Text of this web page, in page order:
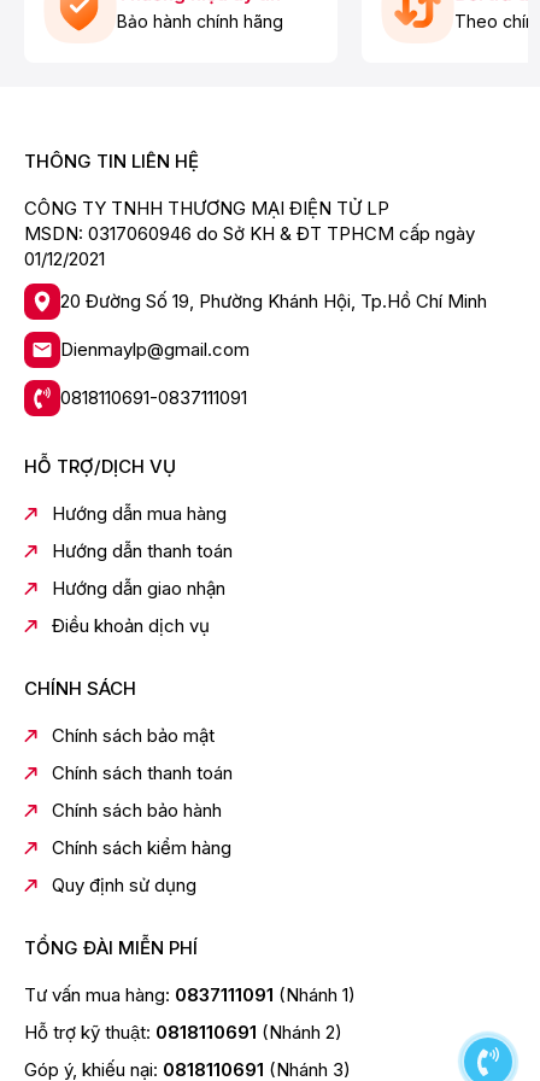
bật trong không gian bếp nhà bạn. Tủ theo thiết kế
ngăn đá trên truyền thống quen thuộc, kích thước gọn
gàngphù hợp với các phòng bếp nhỏ vừa
Dung tích 170 lít, phù hợp với các gia đình từ
2 - 3 thành viên
Dung tích sử dụng của tủ là 170 lít
gia đình từ 2 - 3 thành viên
vừa đủ dùng. Trong trường hợp, gia đình bạn nhiều
cao thì tủ lạnh Panasonic Inverter 170 lít NR-
BA190PPVN vẫn là sự lựa chọn phù hợp.
THÔNG SỐ KỸ THUẬT
Kiểu tủ:
Bảo hành chính hãng Theo
THÔNG TIN LIÊN HỆ
CÔNG TY TNHH THƯƠNG MẠI ĐIỆN TỬ LP
MSDN: 0317060946 do Sở KH & ĐT TPHCM cấp ngày
01/12/2021
20 Đường Số 19, Phường Khánh Hội, Tp.Hồ Chí Minh
Dienmaylp@gmail.com
0818110691-0837111091
HỖ TRỢ/DỊCH VỤ
Hướng dẫn mua hàng
Hướng dẫn thanh toán
Hướng dẫn giao nhận
Điều khoản dịch vụ
CHÍNH SÁCH
Chính sách bảo mật
Chính sách thanh toán
Chính sách bảo hành
Chính sách kiểm hàng
Quy định sử dụng
TỔNG ĐÀI MIỄN PHÍ
Tư vấn mua hàng: 0837111091 (Nhánh 1)
Hỗ trợ kỹ thuật: 0818110691 (Nhánh 2)
Góp ý, khiếu nại: 0818110691 (Nhánh 3)